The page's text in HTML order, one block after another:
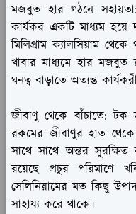
মজবুত হার গঠনে সহায়তা:
কার্যকর একটি মাধ্যম
মিলিগ্রাম ক্যালসিয়াম
খাবার মাধ্যমে হার মজবুত
ঘনত্ব বাড়াতে অত্যন্ত
জীবাণু থেকে বাঁচাতে: টক
রকমের জীবাণুর হাত
সাথে সাথে অন্তর
রয়েছে প্রচুর পরিমাণে
সেলিনিয়ামের মত কিছু
সাহায্য করে থাকে।